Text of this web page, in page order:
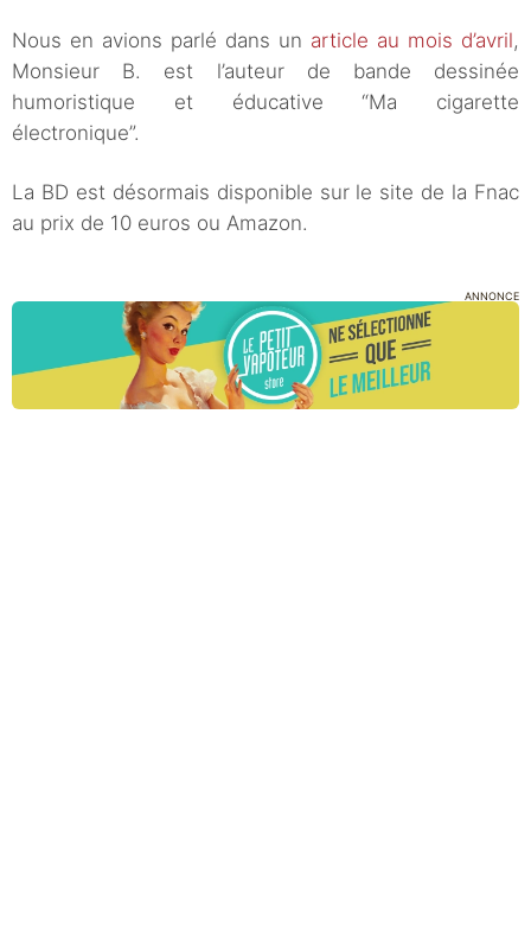
Nous en avions parlé dans un article au mois d’avril,
Monsieur B. est l’auteur de bande dessinée
humoristique et éducative “Ma cigarette
électronique”.
La BD est désormais disponible sur le site de la Fnac
au prix de 10 euros ou Amazon.
ANNONCE